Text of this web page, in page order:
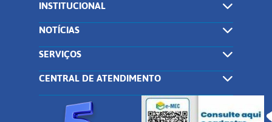
INSTITUCIONAL
NOTÍCIAS
SERVIÇOS
CENTRAL DE ATENDIMENTO